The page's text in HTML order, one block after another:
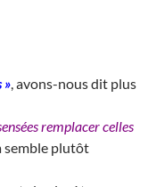
» , avons-nous dit plus
remplacer celles
semble plutôt